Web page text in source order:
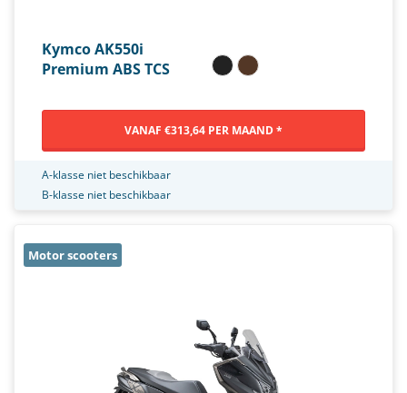
Kymco AK550i
Premium ABS TCS
VANAF €313,64 PER MAAND *
A-klasse niet beschikbaar
B-klasse niet beschikbaar
Motor scooters